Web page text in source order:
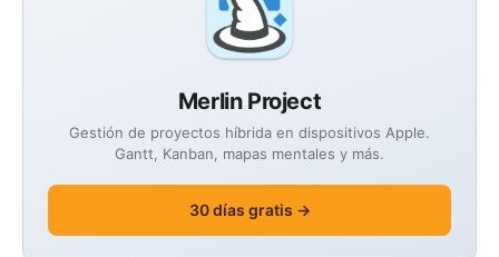
Merlin Project
Gestión de proyectos híbrida en dispositivos Apple.
Gantt, Kanban, mapas mentales y más.
30 días gratis →